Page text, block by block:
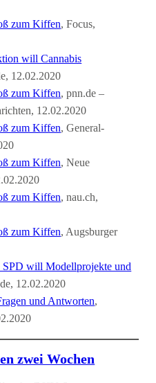
zum Kiffen, Focus,
will Cannabis
12.02.2020
zum Kiffen, pnn.de –
12.02.2020
zum Kiffen, General-
zum Kiffen, Neue
zum Kiffen, nau.ch,
zum Kiffen, Augsburger
SPD will Modellprojekte und
12.02.2020
und Antworten,
zwei Wochen